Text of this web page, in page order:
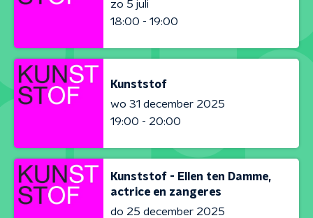
zo 5 juli
18:00 - 19:00
Kunststof
wo 31 december 2025
19:00 - 20:00
Kunststof - Ellen ten Damme,
actrice en zangeres
do 25 december 2025